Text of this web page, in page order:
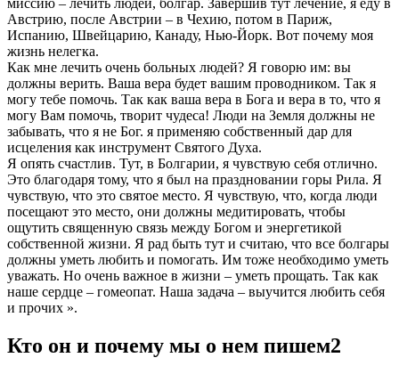
Австрию, после Австрии – в Чехию, потом в Париж,
Испанию, Швейцарию, Канаду, Нью-Йорк. Вот почему моя
жизнь нелегка.
Как мне лечить очень больных людей? Я говорю им: вы
должны верить. Ваша вера будет вашим проводником. Так я
могу тебе помочь. Так как ваша вера в Бога и вера в то, что я
могу Вам помочь, творит чудеса! Люди на Земля должны не
забывать, что я не Бог. я применяю собственный дар для
исцеления как инструмент Святого Духа.
Я опять счастлив. Тут, в Болгарии, я чувствую себя отлично.
Это благодаря тому, что я был на праздновании горы Рила. Я
чувствую, что это святое место. Я чувствую, что, когда люди
посещают это место, они должны медитировать, чтобы
ощутить священную связь между Богом и энергетикой
собственной жизни. Я рад быть тут и считаю, что все болгары
должны уметь любить и помогать. Им тоже необходимо уметь
уважать. Но очень важное в жизни – уметь прощать. Так как
наше сердце – гомеопат. Наша задача – выучится любить себя
и прочих ».
Кто он и почему мы о нем пишем2